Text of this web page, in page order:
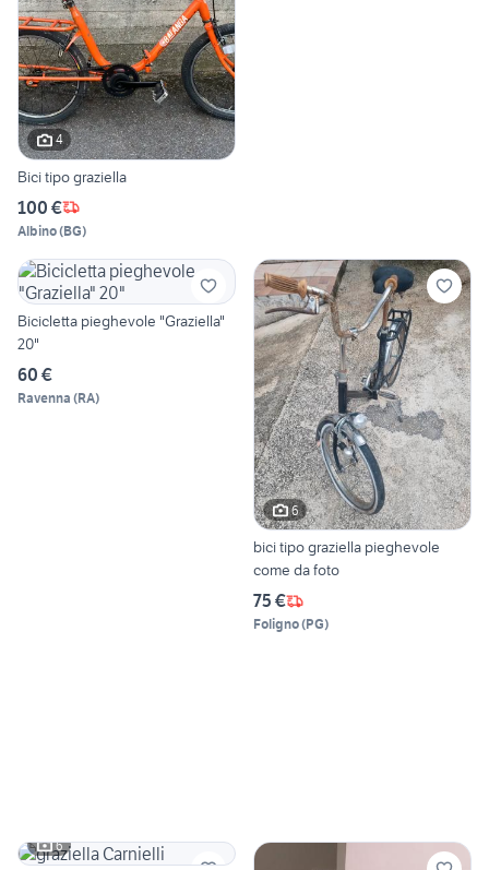
4
Bici tipo graziella
100 €
Albino(BG)
Bicicletta pieghevole "Graziella"
20"
60 €
Ravenna (RA)
6
bici tipo graziella pieghevole
come da foto
75 €
Foligno(PG)
6